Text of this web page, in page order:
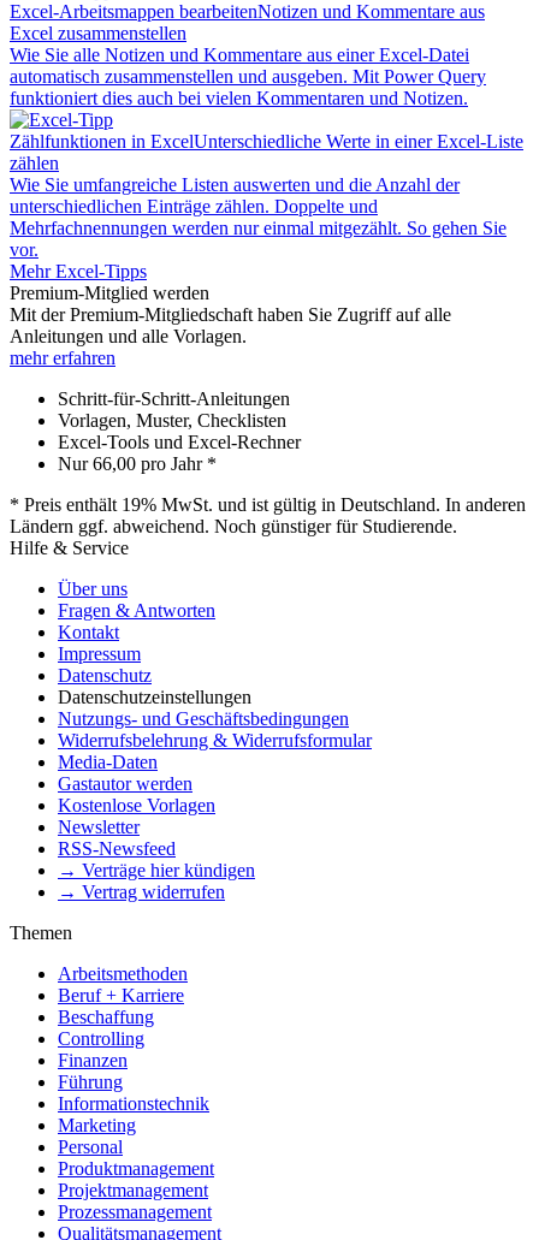
Excel-Arbeitsmappen bearbeitenNotizen und Kommentare aus
Excel zusammenstellen
Wie Sie alle Notizen und Kommentare aus einer Excel-Datei
automatisch zusammenstellen und ausgeben. Mit Power Query
funktioniert dies auch bei vielen Kommentaren und Notizen.
Zählfunktionen in ExcelUnterschiedliche Werte in einer Excel-Liste
zählen
Wie Sie umfangreiche Listen auswerten und die Anzahl der
unterschiedlichen Einträge zählen. Doppelte und
Mehrfachnennungen werden nur einmal mitgezählt. So gehen Sie
vor.
Mehr Excel-Tipps
Premium-Mitglied werden
Mit der Premium-Mitgliedschaft haben Sie Zugriff auf alle
Anleitungen und alle Vorlagen.
mehr erfahren
Schritt-für-Schritt-Anleitungen
Vorlagen, Muster, Checklisten
Excel-Tools und Excel-Rechner
Nur66,00 pro Jahr *
* Preis enthält 19% MwSt. und ist gültig in Deutschland. In anderen
Ländern ggf. abweichend. Noch günstiger für Studierende.
Hilfe & Service
Über uns
Fragen & Antworten
Kontakt
Impressum
Datenschutz
Datenschutzeinstellungen
Nutzungs- und Geschäftsbedingungen
Widerrufsbelehrung & Widerrufsformular
Media-Daten
Gastautor werden
Kostenlose Vorlagen
Newsletter
RSS-Newsfeed
→ Verträge hier kündigen
→ Vertrag widerrufen
Themen
Arbeitsmethoden
Beruf + Karriere
Beschaffung
Controlling
Finanzen
Führung
Informationstechnik
Marketing
Personal
Produktmanagement
Projektmanagement
Prozessmanagement
Qualitätsmanagement